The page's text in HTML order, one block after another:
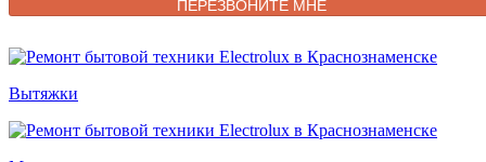
Вытяжки